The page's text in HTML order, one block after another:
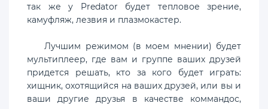
так же у Predator будет тепловое зрение,
камуфляж, лезвия и плазмокастер.
Лучшим режимом (в моем мнении) будет
мультиплеер, где вам и группе ваших друзей
придется решать, кто за кого будет играть:
хищник, охотящийся на ваших друзей, или вы и
ваши другие друзья в качестве коммандос,